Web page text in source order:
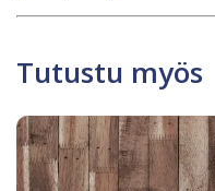
Tutustu myös